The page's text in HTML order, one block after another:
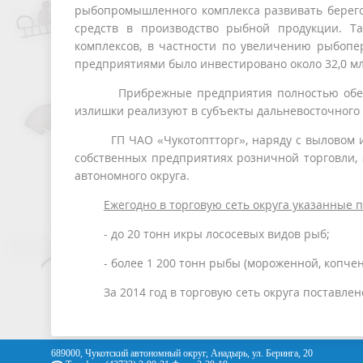
рыбопромышленного комплекса развивать
средств в производство рыбной продукции.
комплексов, в частности по увеличению
предприятиями было инвестировано около 32,0
Прибрежные предприятия полностью
излишки реализуют в субъекты
ГП ЧАО «Чукотоптторг», наряду с выловом и
собственных предприятиях розничной
автономного округа.
Ежегодно в торговую сеть округа
- до 20 тонн икры лососевых видов рыб;
- более 1 200 тонн рыбы (мороженной,
За 2014 год в торговую сеть округа
689000, Чукотский автономный округ, Анадырь, ул. Беринга, 20